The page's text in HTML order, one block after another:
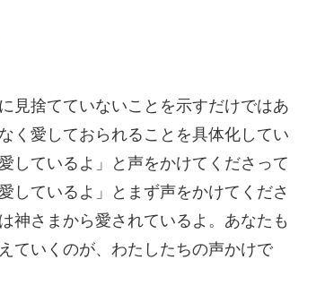
見捨てていないことを示すだけではあ
く愛しておられることを具体化してい
しているよ」と声をかけてくださって
しているよ」とまず声をかけてくださ
神さまから愛されているよ。あなたも
ていくのが、わたしたちの声かけで